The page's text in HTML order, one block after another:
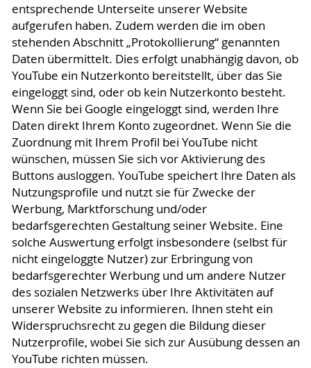
entsprechende Unterseite unserer Website
aufgerufen haben. Zudem werden die im oben
stehenden Abschnitt „Protokollierung“ genannten
Daten übermittelt. Dies erfolgt unabhängig davon, ob
YouTube ein Nutzerkonto bereitstellt, über das Sie
eingeloggt sind, oder ob kein Nutzerkonto besteht.
Wenn Sie bei Google eingeloggt sind, werden Ihre
Daten direkt Ihrem Konto zugeordnet. Wenn Sie die
Zuordnung mit Ihrem Profil bei YouTube nicht
wünschen, müssen Sie sich vor Aktivierung des
Buttons ausloggen. YouTube speichert Ihre Daten als
Nutzungsprofile und nutzt sie für Zwecke der
Werbung, Marktforschung und/oder
bedarfsgerechten Gestaltung seiner Website. Eine
solche Auswertung erfolgt insbesondere (selbst für
nicht eingeloggte Nutzer) zur Erbringung von
bedarfsgerechter Werbung und um andere Nutzer
des sozialen Netzwerks über Ihre Aktivitäten auf
unserer Website zu informieren. Ihnen steht ein
Widerspruchsrecht zu gegen die Bildung dieser
Nutzerprofile, wobei Sie sich zur Ausübung dessen an
YouTube richten müssen.